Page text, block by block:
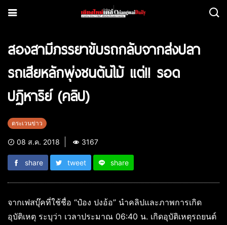
สองสามีภรรยาขับรถกลับจากส่งปลา
รถเสียหลักพุ่งชนต้นไม้ แต่!! รอด
ปฏิหาริย์ (คลิป)
ตระเวนข่าว
08 ส.ค. 2018 3167
share tweet share
จากเฟสบุ๊คที่ใช้ชื่อ “ป๋อง ปงอ้อ” นำคลิปและภาพการเกิด
อุบัติเหตุ ระบุว่า เวลาประมาณ 06:40 น. เกิดอุบัติเหตุรถยนต์